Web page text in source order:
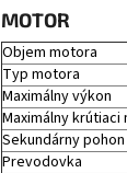
MOTOR
Objem motora
Typ motora
Maximálny výkon
Maximálny krútiaci
Sekundárny pohon
Prevodovka